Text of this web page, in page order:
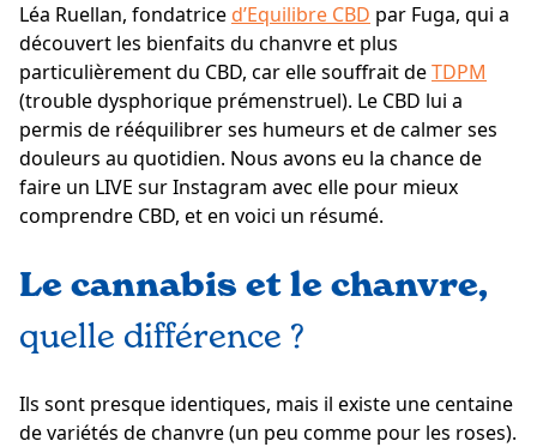
Léa Ruellan, fondatrice d’Equilibre CBD par Fuga, qui a
découvert les bienfaits du chanvre et plus
particulièrement du CBD, car elle souffrait deTDPM
(trouble dysphorique prémenstruel). Le CBD lui a
permis de rééquilibrer ses humeurs et de calmer ses
douleurs au quotidien. Nous avons eu la chance de
faire un LIVE sur Instagram avec elle pour mieux
comprendre CBD, et en voici un résumé.
Le cannabis et le chanvre,
quelle différence ?
Ils sont presque identiques, mais il existe une centaine
de variétés de chanvre (un peu comme pour les roses).